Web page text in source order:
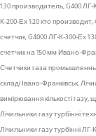
1:30 производитель, G400 ЛГ-
К-200-Ех 1:20 кто производит,
счетчик, G4000 ЛГ-К-300-Ех
счетчик на 150 мм Ивано-
Счетчики газа
складі Івано-Франківськ,
вимірювання кількості газу,
Лічильники газу турбінні
Лічильники газу турбінні